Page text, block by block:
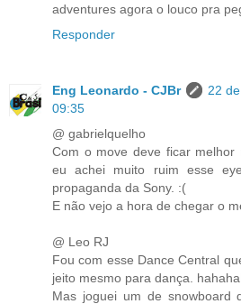
adventures agora o louco pra
Responder
Eng Leonardo - CJBr
22
09:35
@ gabrielquelho
Com o move deve ficar
eu achei muito ruim esse
propaganda da Sony. :(
E não vejo a hora de chegar o
@ Leo RJ
Fou com esse Dance Central
jeito mesmo para dança.
Mas joguei um de snowboard